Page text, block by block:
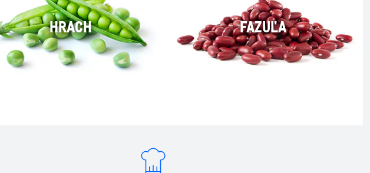
HRACH FAZUĽA